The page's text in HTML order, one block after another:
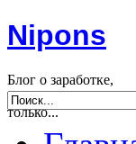
Nipons
Блог о заработке,
seo, joomla и не
только...